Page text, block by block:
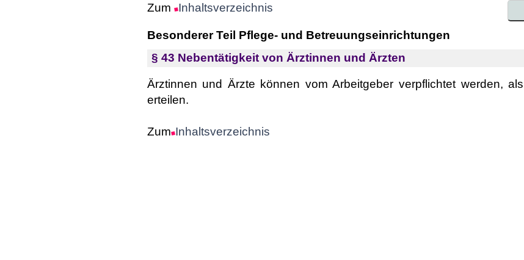
Zum Inhaltsverzeichnis
Besonderer Teil Pflege- und Betreuungseinrichtungen
§ 43 Nebentätigkeit von Ärztinnen und Ärzten
Ärztinnen und Ärzte können vom Arbeitgeber verpflichtet werden,
erteilen.
Zum Inhaltsverzeichnis